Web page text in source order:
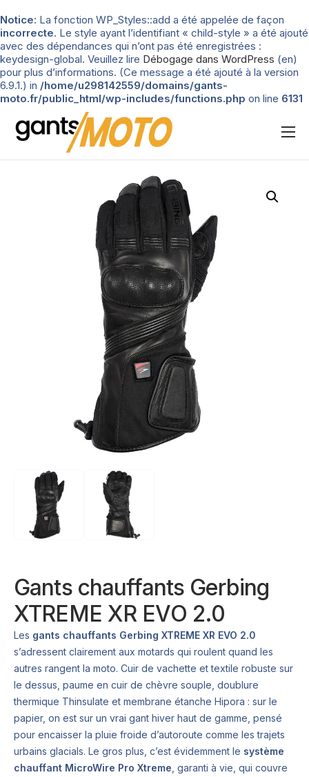
Notice: La fonction WP_Styles::add a été appelée de façon
incorrecte. Le style ayant l’identifiant « child-style » a été ajouté
avec des dépendances qui n’ont pas été enregistrées :
keydesign-global. Veuillez lire Débogage dans WordPress (en)
pour plus d’informations. (Ce message a été ajouté à la version
6.9.1.) in /home/u298142559/domains/gants-
moto.fr/public_html/wp-includes/functions.php on line 6131
Nos tests
Types de gants
Gants chauffants Gerbing
XTREME XR EVO 2.0
Les gants chauffants Gerbing XTREME XR EVO 2.0
s’adressent clairement aux motards qui roulent quand les
autres rangent la moto. Cuir de vachette et textile robuste sur
le dessus, paume en cuir de chèvre souple, doublure
thermique Thinsulate et membrane étanche Hipora : sur le
papier, on est sur un vrai gant hiver haut de gamme, pensé
pour encaisser la pluie froide d’autoroute comme les trajets
urbains glacials. Le gros plus, c’est évidemment le système
chauffant MicroWire Pro Xtreme , garanti à vie, qui couvre